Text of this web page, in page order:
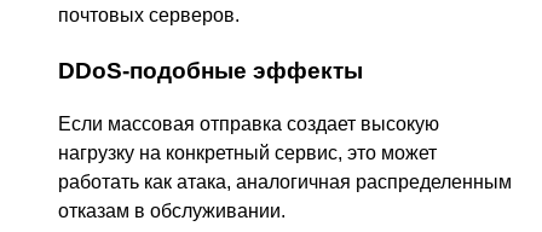
почтовых серверов.
DDoS-подобные эффекты
Если массовая отправка создает высокую
нагрузку на конкретный сервис, это может
работать как атака, аналогичная распределенным
отказам в обслуживании.